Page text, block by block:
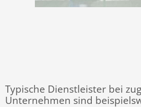
Typische Dienstleister bei
Unternehmen sind